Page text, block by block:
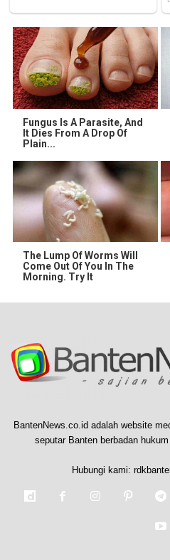
Fungus Is A Parasite, And
It Dies From A Drop Of
Plain...
The Lump Of Worms Will
Come Out Of You In The
Morning. Try It
BantenNews.co.id adalah website
seputar Banten berbadan
Hubungi kami: